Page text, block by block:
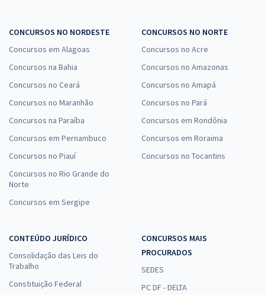
CONCURSOS NO NORDESTE
Concursos em Alagoas
Concursos na Bahia
Concursos no Ceará
Concursos no Maranhão
Concursos na Paraíba
Concursos em Pernambuco
Concursos no Piauí
Concursos no Rio Grande do
Norte
Concursos em Sergipe
CONCURSOS NO NORTE
Concursos no Acre
Concursos no Amazonas
Concursos no Amapá
Concursos no Pará
Concursos em Rondônia
Concursos em Roraima
Concursos no Tocantins
CONTEÚDO JURÍDICO
Consolidação das Leis do
Trabalho
Constituição Federal
CONCURSOS MAIS
PROCURADOS
SEDES
PC DF - DELTA